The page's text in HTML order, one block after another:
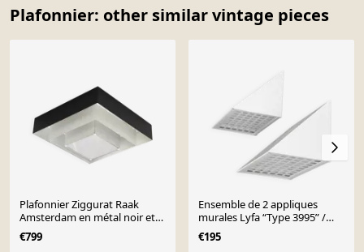
Plafonnier: other similar vintage pieces
Plafonnier Ziggurat Raak
Amsterdam en métal noir et
blanc, années 60
€799
Ensemble de 2 appliques
murales Lyfa “Type 3995” /
Postmoderne / Design danois
moderne / Années 1970 / 1980
€195